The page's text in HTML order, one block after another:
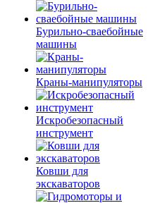
Бурильно-сваебойные
машины
Краны-манипуляторы
Искробезопасный
инструмент
Ковши для
экскаваторов